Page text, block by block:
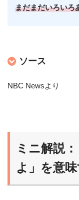
まだまだいろいろ
ソース
NBC Newsより
ミニ解説
よ」を意